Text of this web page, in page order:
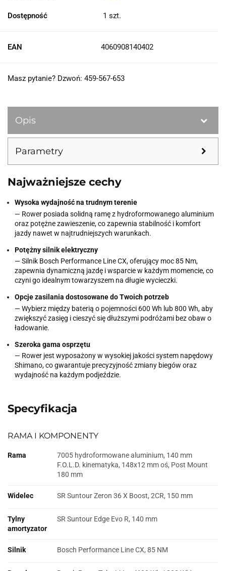
Dostępność 1 szt.
EAN 4060908140402
Masz pytanie? Dzwoń: 459-567-653
Opis
Parametry
Najważniejsze cechy
Wysoka wydajność na trudnym terenie
— Rower posiada solidną ramę z hydroformowanego aluminium
oraz potężne zawieszenie, co zapewnia stabilność i komfort
jazdy nawet w najtrudniejszych warunkach.
Potężny silnik elektryczny
— Silnik Bosch Performance Line CX, oferujący moc 85 Nm,
zapewnia dynamiczną jazdę i wsparcie w każdym momencie, co
czyni go idealnym towarzyszem na długie wycieczki.
Opcje zasilania dostosowane do Twoich potrzeb
— Wybierz między baterią o pojemności 600 Wh lub 800 Wh, aby
zwiększyć zasięg i cieszyć się dłuższymi podróżami bez obaw o
ładowanie.
Szeroka gama osprzętu
— Rower jest wyposażony w wysokiej jakości system napędowy
Shimano, co gwarantuje precyzyjność zmiany biegów oraz
wydajność na każdym podjeździe.
Specyfikacja
RAMA I KOMPONENTY
Rama
7005 hydroformowane aluminium, 140 mm
F.O.L.D. kinematyka, 148x12 mm oś, Post Mount
180 mm
Widelec SR Suntour Zeron 36 X Boost, 2CR, 150 mm
Tylny
amortyzator
SR Suntour Edge Evo R, 140 mm
Silnik Bosch Performance Line CX, 85 NM